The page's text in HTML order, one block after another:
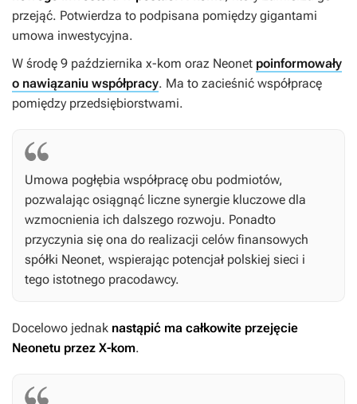
przejąć. Potwierdza to podpisana pomiędzy gigantami
umowa inwestycyjna.
W środę 9 października x-kom oraz Neonet poinformowały
o nawiązaniu współpracy. Ma to zacieśnić współpracę
pomiędzy przedsiębiorstwami.
Umowa pogłębia współpracę obu podmiotów,
pozwalając osiągnąć liczne synergie kluczowe dla
wzmocnienia ich dalszego rozwoju. Ponadto
przyczynia się ona do realizacji celów finansowych
spółki Neonet, wspierając potencjał polskiej sieci i
tego istotnego pracodawcy.
Docelowo jednak nastąpić ma całkowite przejęcie
Neonetu przez X-kom.